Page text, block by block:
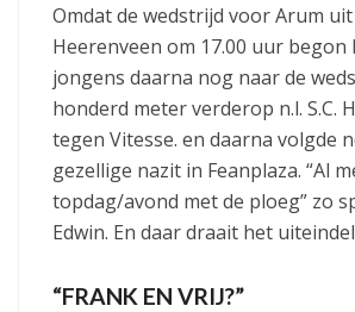
Omdat de wedstrijd voor Arum uit
Heerenveen om 17.00 uur begon
jongens daarna nog naar de
honderd meter verderop n.l. S.C.
tegen Vitesse. en daarna volgde
gezellige nazit in Feanplaza. “Al
topdag/avond met de ploeg” zo
Edwin. En daar draait het
“FRANK EN VRIJ?”